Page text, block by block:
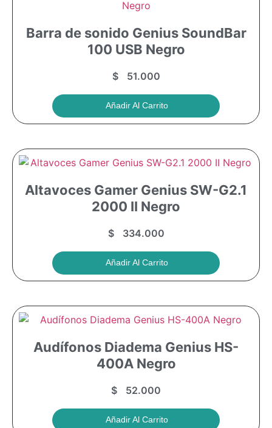
Barra de sonido Genius SoundBar
100 USB Negro
$51.000
Añadir Al Carrito
Altavoces Gamer Genius SW-G2.1
2000 II Negro
$334.000
Añadir Al Carrito
Audífonos Diadema Genius HS-
400A Negro
$ 52.000
Añadir Al Carrito